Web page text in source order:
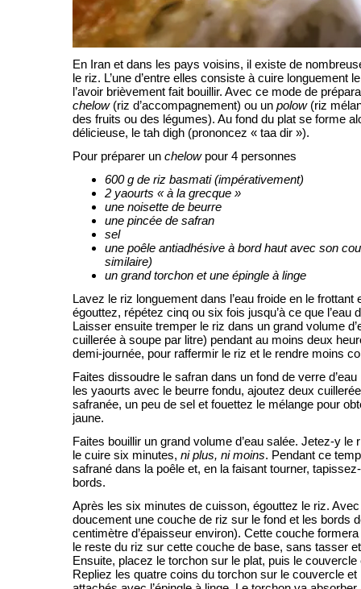
En Iran et dans les pays voisins, il existe de
le riz. L’une d’entre elles consiste à cuire longuement
l’avoir brièvement fait bouillir. Avec ce mode de
chelow(riz d’accompagnement) ou un polow(riz
des fruits ou des légumes). Au fond du plat se forme
délicieuse, le tah digh (prononcez « taa dir »).
Pour préparer un chelowpour 4 personnes
600 g de riz basmati (impérativement)
2 yaourts « à la grecque »
une noisette de beurre
une pincée de safran
sel
une poêle antiadhésive à bord haut avec son
similaire)
un grand torchon et une épingle à linge
Lavez le riz longuement dans l’eau froide en le frottant
égouttez, répétez cinq ou six fois jusqu’à ce que l’eau
Laisser ensuite tremper le riz dans un grand volume
cuillerée à soupe par litre) pendant au moins deux
demi-journée, pour raffermir le riz et le rendre moins
Faites dissoudre le safran dans un fond de verre
les yaourts avec le beurre fondu, ajoutez deux
safranée, un peu de sel et fouettez le mélange pour
jaune.
Faites bouillir un grand volume d’eau salée. Jetez-y le
le cuire six minutes, ni plus, ni moins. Pendant ce
safrané dans la poêle et, en la faisant tourner,
bords.
Après les six minutes de cuisson, égouttez le riz.
doucement une couche de riz sur le fond et les bords
centimètre d’épaisseur environ). Cette couche
le reste du riz sur cette couche de base, sans tasser
Ensuite, placez le torchon sur le plat, puis le couvercle
Repliez les quatre coins du torchon sur le couvercle